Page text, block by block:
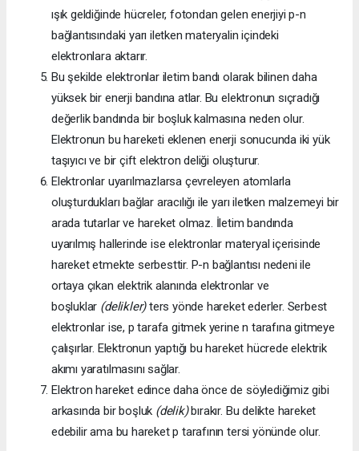
ışık geldiğinde hücreler, fotondan gelen enerjiyi p-n
bağlantısındaki yarı iletken materyalin içindeki
elektronlara aktarır.
Bu şekilde elektronlar iletim bandı olarak bilinen daha
yüksek bir enerji bandına atlar. Bu elektronun sıçradığı
değerlik bandında bir boşluk kalmasına neden olur.
Elektronun bu hareketi eklenen enerji sonucunda iki yük
taşıyıcı ve bir çift elektron deliği oluşturur.
Elektronlar uyarılmazlarsa çevreleyen atomlarla
oluşturdukları bağlar aracılığı ile yarı iletken malzemeyi bir
arada tutarlar ve hareket olmaz. İletim bandında
uyarılmış hallerinde ise elektronlar materyal içerisinde
hareket etmekte serbesttir. P-n bağlantısı nedeni ile
ortaya çıkan elektrik alanında elektronlar ve
boşluklar (delikler)ters yönde hareket ederler. Serbest
elektronlar ise, p tarafa gitmek yerine n tarafına gitmeye
çalışırlar. Elektronun yaptığı bu hareket hücrede elektrik
akımı yaratılmasını sağlar.
Elektron hareket edince daha önce de söylediğimiz gibi
arkasında bir boşluk (delik)bırakır. Bu delikte hareket
edebilir ama bu hareket p tarafının tersi yönünde olur.